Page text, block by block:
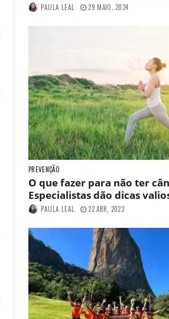
PAULA LEAL 29 MAIO, 2024
PREVENÇÃO
O que fazer para não ter
Especialistas dão dicas
PAULA LEAL 22 ABR, 2023